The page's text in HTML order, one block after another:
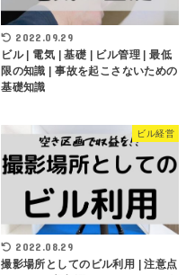
2022.09.29
ビル | 電気 | 基礎 | ビル管理 | 最低
限の知識 | 事故を起こさないための
基礎知識
ビル経営
2022.08.29
撮影場所としてのビル利用 | 注意点